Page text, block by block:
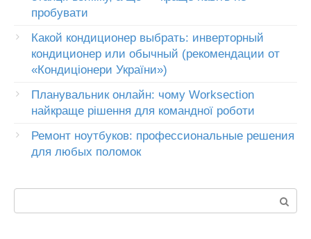
пробувати
Какой кондиционер выбрать: инверторный
кондиционер или обычный (рекомендации от
«Кондиціонери України»)
Планувальник онлайн: чому Worksection
найкраще рішення для командної роботи
Ремонт ноутбуков: профессиональные решения
для любых поломок